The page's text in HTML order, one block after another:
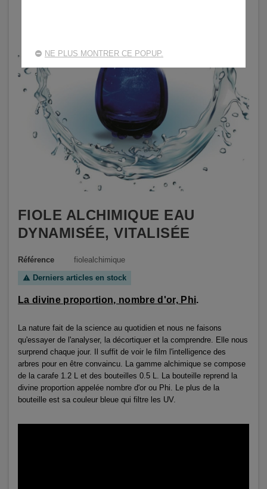
FIOLE ALCHIMIQUE EAU
DYNAMISÉE, VITALISÉE
Référence fiolealchimique
warning Derniers articles en stock
La divine proportion, nombre d'or, Phi.
La nature fait de la science au quotidien et nous ne faisons
qu'essayer de l'analyser, la décortiquer et la comprendre. Elle nous
surprend chaque jour. Il suffit de voir le film l'intelligence des
arbres pour en être convaincu. La gamme alchimique se compose
de la carafe 1.2 L et des bouteilles 0.5 L. La bouteille reprend la
divine proportion appelée nombre d'or ou Phi. Le plus de la
bouteille est sa couleur bleue qui filtre les UV.
NE PLUS MONTRER CE POPUP.